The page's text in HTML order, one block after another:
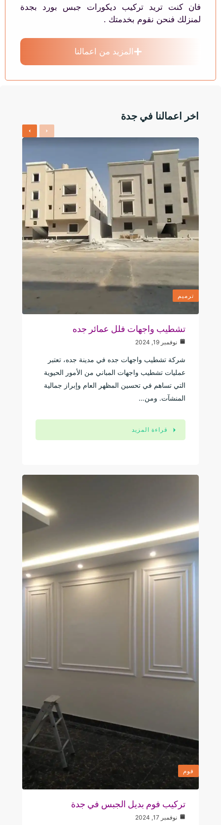
فان كنت تريد تركيب ديكورات جبس بورد بجدة
لمنزلك فنحن نقوم بخدمتك .
المزيد من اعمالنا
اخر اعمالنا في جدة
Previous
Next
ترميم
تشطيب واجهات فلل عمائر جده
نوفمبر 19, 2024
شركة تشطيب واجهات جده في مدينة جده، تعتبر
عمليات تشطيب واجهات المباني من الأمور الحيوية
التي تساهم في تحسين المظهر العام وإبراز جمالية
المنشآت. ومن…
قراءة المزيد
فوم
تركيب فوم بديل الجبس في جدة
نوفمبر 17, 2024